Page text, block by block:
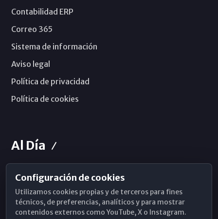
Contabilidad ERP
Correo 365
Sistema de información
Aviso legal
Política de privacidad
Política de cookies
Al Día
Horarios de Misa
Hemeroteca
WhatsApp
Configuración de cookies
Utilizamos cookies propias y de terceros para fines
técnicos, de preferencias, analíticos y para mostrar
contenidos externos como YouTube, X o Instagram.